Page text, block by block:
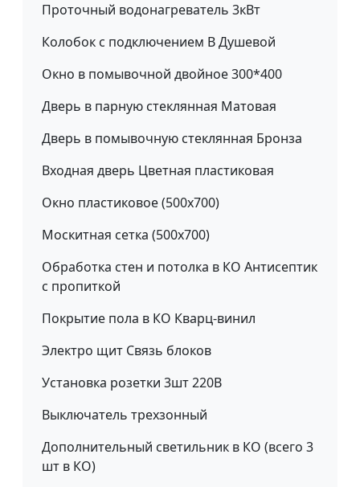
Проточный водонагреватель 3кВт
Колобок с подключением В Душевой
Окно в помывочной двойное 300*400
Дверь в парную стеклянная Матовая
Дверь в помывочную стеклянная Бронза
Входная дверь Цветная пластиковая
Окно пластиковое (500х700)
Москитная сетка (500x700)
Обработка стен и потолка в КО Антисептик
с пропиткой
Покрытие пола в КО Кварц-винил
Электро щит Связь блоков
Установка розетки 3шт 220В
Выключатель трехзонный
Дополнительный светильник в КО (всего 3
шт в КО)